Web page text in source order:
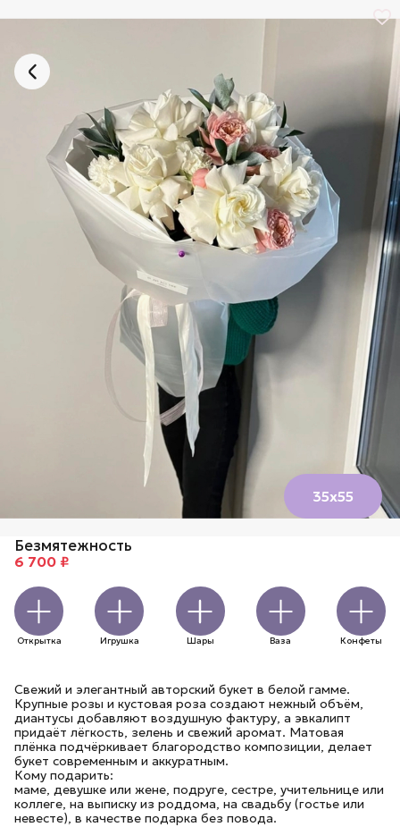
35х55
Безмятежность
6 700 ₽
Открытка Игрушка Шары Ваза Конфеты
Свежий и элегантный авторский букет в белой гамме.
Крупные розы и кустовая роза создают нежный объём,
диантусы добавляют воздушную фактуру, а эвкалипт
придаёт лёгкость, зелень и свежий аромат. Матовая
плёнка подчёркивает благородство композиции, делает
букет современным и аккуратным.
Кому подарить:
маме, девушке или жене, подруге, сестре, учительнице или
коллеге, на выписку из роддома, на свадьбу (гостье или
невесте), в качестве подарка без повода.